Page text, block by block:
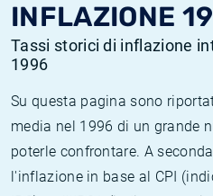
INFLAZIONE
Tassi storici di inflazione
1996
Su questa pagina sono
media nel 1996 di un grande
poterle confrontare. A
l'inflazione in base al CPI